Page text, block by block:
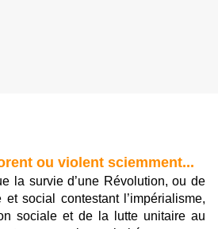
ou violent sciemment...
la survie d’une Révolution, ou de
social contestant l’impérialisme,
sociale et de la lutte unitaire au